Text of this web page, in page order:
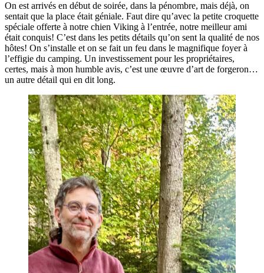
On est arrivés en début de soirée, dans la pénombre, mais déjà, on
sentait que la place était géniale. Faut dire qu’avec la petite croquette
spéciale offerte à notre chien Viking à l’entrée, notre meilleur ami
était conquis! C’est dans les petits détails qu’on sent la qualité de nos
hôtes! On s’installe et on se fait un feu dans le magnifique foyer à
l’effigie du camping. Un investissement pour les propriétaires,
certes, mais à mon humble avis, c’est une œuvre d’art de forgeron…
un autre détail qui en dit long.